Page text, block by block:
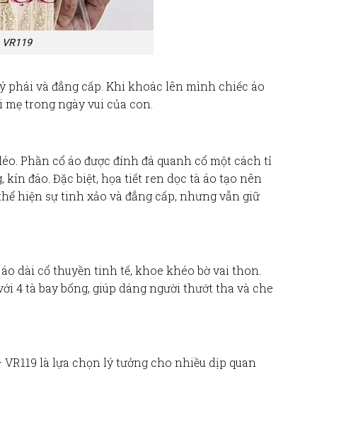
phái và đẳng cấp. Khi khoác lên mình chiếc áo
mẹ trong ngày vui của con.
Phần cổ áo được đính đá quanh cổmột cách tỉ
kín đáo. Đặc biệt, họa tiết ren dọc tà áo tạo nên
hiện sự tinh xảo và đẳng cấp, nhưng vẫn giữ
áo dài cổ thuyền tinh tế, khoe khéo bờ vai thon.
4 tà bay bổng, giúp dáng người thướt tha và che
là lựa chọn lý tưởng cho nhiều dịp quan